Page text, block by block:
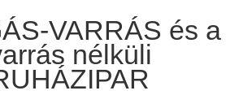
VARRÁS és a
nélküli